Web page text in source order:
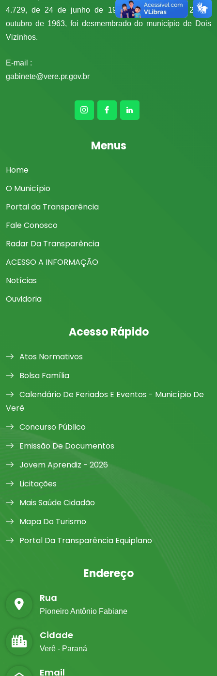
4.729, de 24 de junho de 1963 e instalado em 26 de
outubro de 1963, foi desmembrado do município de Dois
Vizinhos.
E-mail :
gabinete@vere.pr.gov.br
Menus
Home
O Município
Portal da Transparência
Fale Conosco
Radar Da Transparência
ACESSO A INFORMAÇÃO
Notícias
Ouvidoria
Acesso Rápido
Atos Normativos
Bolsa Família
Calendário De Feriados E Eventos - Município De
Verê
Concurso Público
Emissão De Documentos
Jovem Aprendiz - 2026
Licitações
Mais Saúde Cidadão
Mapa Do Turismo
Portal Da Transparência Equiplano
Endereço
Rua
Pioneiro Antônio Fabiane
Cidade
Verê - Paraná
Email